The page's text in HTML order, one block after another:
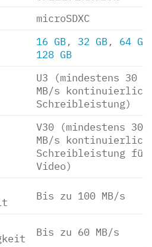
microSDXC
16 GB, 32 GB, 64 GB
128 GB
U3 (mindestens 30
MB/s
Schreibleistung)
V30 (mindestens 30
MB/s
Schreibleistung für
Video)
Bis zu 100 MB/s
Bis zu 60 MB/s